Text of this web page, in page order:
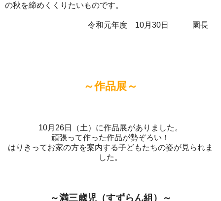
の秋を締めくくりたいものです。
令和元年度 10月30日 園長
～作品展～
10月26日（土）に作品展がありました。
頑張って作った作品が勢ぞろい！
はりきってお家の方を案内する子どもたちの姿が見られま
した。
～満三歳児（すずらん組）～